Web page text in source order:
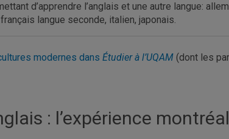
d’apprendre l’anglais et une autre langue:
langue seconde, italien, japonais.
modernes dans Étudier à l’UQAM (dont les
: l’expérience